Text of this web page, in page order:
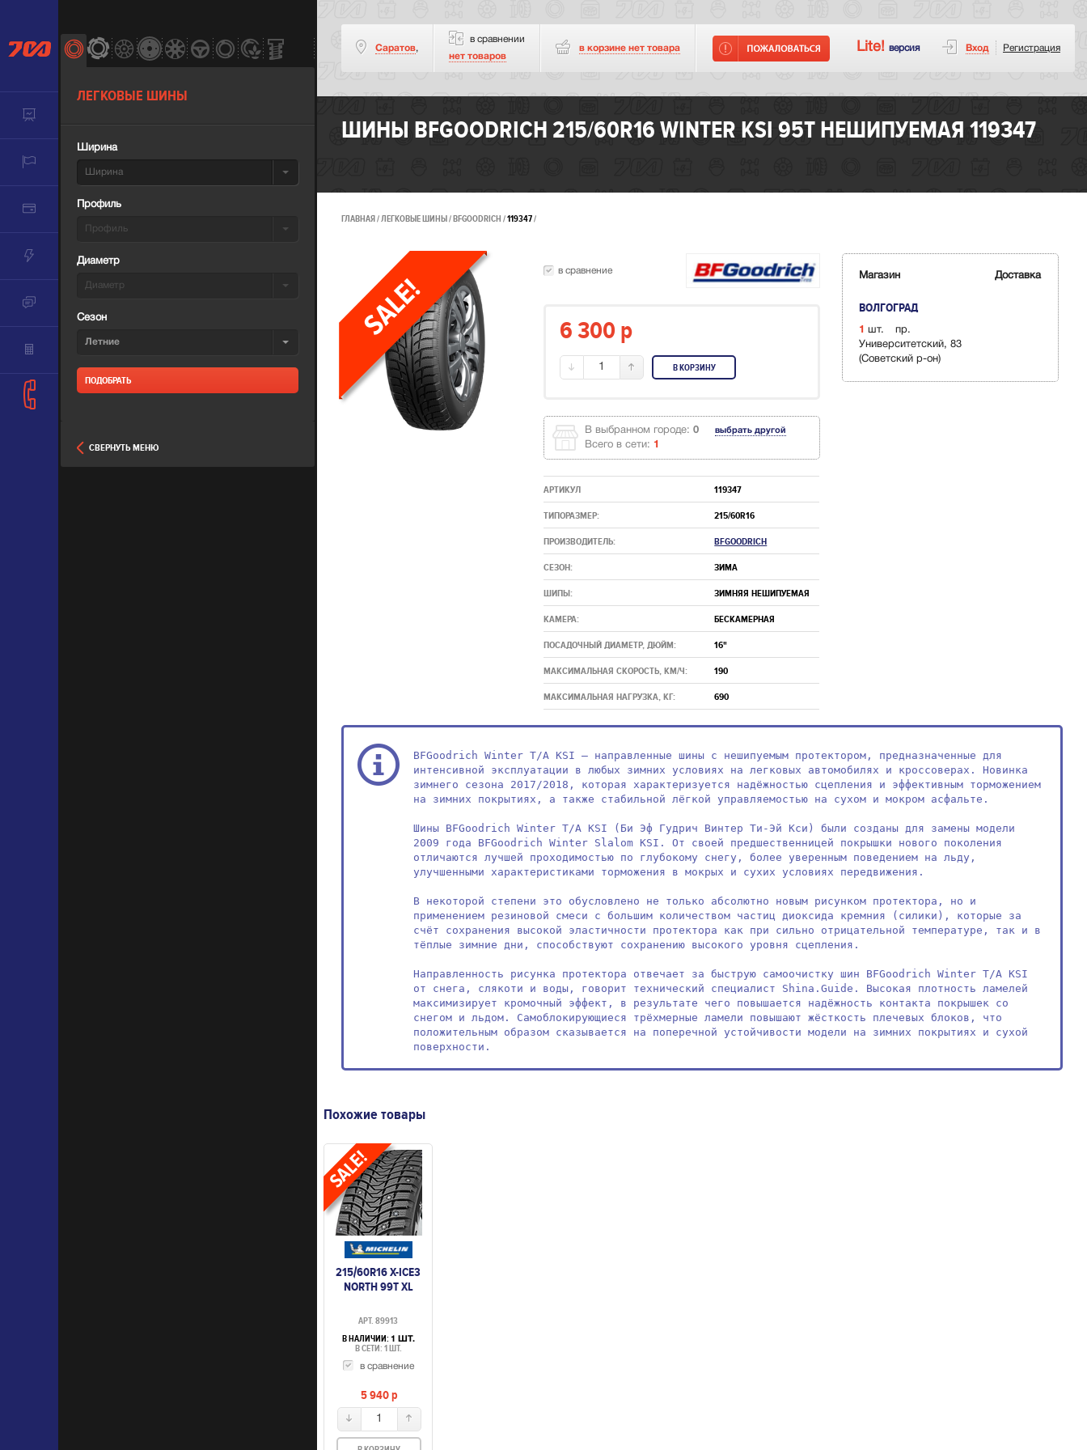
ЛЕГКОВЫЕ ШИНЫ
Ширина
Ширина
Профиль
Профиль
Диаметр
Диаметр
Сезон
Летние
СВЕРНУТЬ МЕНЮ
Саратов,
в сравнении
нет товаров
в корзине нет товара Lite! версия Вход Регистрация
ШИНЫ BFGOODRICH 215/60R16 WINTER KSI 95T НЕШИПУЕМАЯ 119347
ГЛАВНАЯ ЛЕГКОВЫЕ ШИНЫ BFGOODRICH 119347
в сравнение
6 300 p
1 В КОРЗИНУ
В выбранном городе:0 выбрать другой
Всего в сети: 1
АРТИКУЛ 119347
ТИПОРАЗМЕР: 215/60R16
ПРОИЗВОДИТЕЛЬ: BFGOODRICH
СЕЗОН: ЗИМА
ШИПЫ: ЗИМНЯЯ НЕШИПУЕМАЯ
КАМЕРА: БЕСКАМЕРНАЯ
ПОСАДОЧНЫЙ ДИАМЕТР, ДЮЙМ: 16"
МАКСИМАЛЬНАЯ СКОРОСТЬ, КМ/Ч: 190
МАКСИМАЛЬНАЯ НАГРУЗКА, КГ: 690
Магазин Доставка
ВОЛГОГРАД
1 шт.
пр.
Университетский, 83
(Советский р-он)
BFGoodrich Winter T/A KSI – направленные шины с нешипуемым протектором, предназначенные для
интенсивной эксплуатации в любых зимних условиях на легковых автомобилях и кроссоверах. Новинка
зимнего сезона 2017/2018, которая характеризуется надёжностью сцепления и эффективным торможением
на зимних покрытиях, а также стабильной лёгкой управляемостью на сухом и мокром асфальте.
Шины BFGoodrich Winter T/A KSI (Би Эф Гудрич Винтер Ти-Эй Кси) были созданы для замены модели
2009 года BFGoodrich Winter Slalom KSI. От своей предшественницей покрышки нового поколения
отличаются лучшей проходимостью по глубокому снегу, более уверенным поведением на льду,
улучшенными характеристиками торможения в мокрых и сухих условиях передвижения.
В некоторой степени это обусловлено не только абсолютно новым рисунком протектора, но и
применением резиновой смеси с большим количеством частиц диоксида кремния (силики), которые за
счёт сохранения высокой эластичности протектора как при сильно отрицательной температуре, так и в
тёплые зимние дни, способствуют сохранению высокого уровня сцепления.
Направленность рисунка протектора отвечает за быструю самоочистку шин BFGoodrich Winter T/A KSI
от снега, слякоти и воды, говорит технический специалист Shina.Guide. Высокая плотность ламелей
максимизирует кромочный эффект, в результате чего повышается надёжность контакта покрышек со
снегом и льдом. Самоблокирующиеся трёхмерные ламели повышают жёсткость плечевых блоков, что
положительным образом сказывается на поперечной устойчивости модели на зимних покрытиях и сухой
поверхности.
Похожие товары
215/60R16 X-ICE3
NORTH 99T XL
АРТ. 89913
В НАЛИЧИИ: 1 ШТ.
В СЕТИ: 1 ШТ.
в сравнение
5 940p
1